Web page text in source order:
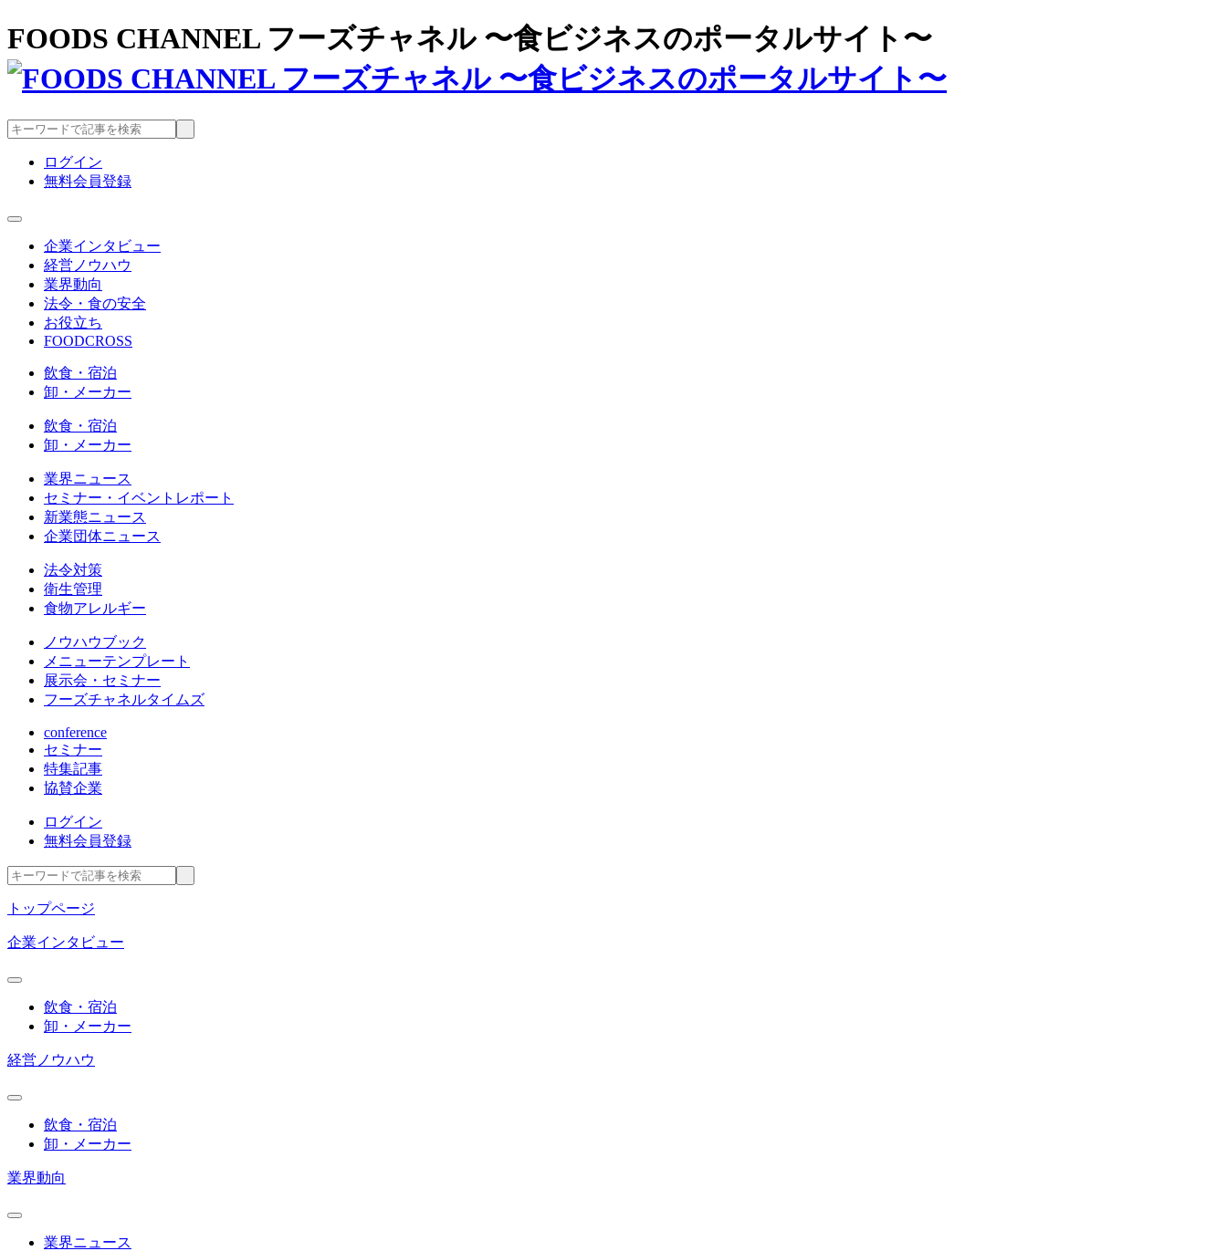
FOODS CHANNEL フーズチャネル 〜食ビジネスのポータルサイト〜
ログイン
無料会員登録
企業インタビュー
経営ノウハウ
業界動向
法令・食の安全
お役立ち
FOODCROSS
飲食・宿泊
卸・メーカー
飲食・宿泊
卸・メーカー
業界ニュース
セミナー・イベントレポート
新業態ニュース
企業団体ニュース
法令対策
衛生管理
食物アレルギー
ノウハウブック
メニューテンプレート
展示会・セミナー
フーズチャネルタイムズ
conference
セミナー
特集記事
協賛企業
ログイン
無料会員登録
トップページ
企業インタビュー
飲食・宿泊
卸・メーカー
経営ノウハウ
飲食・宿泊
卸・メーカー
業界動向
業界ニュース